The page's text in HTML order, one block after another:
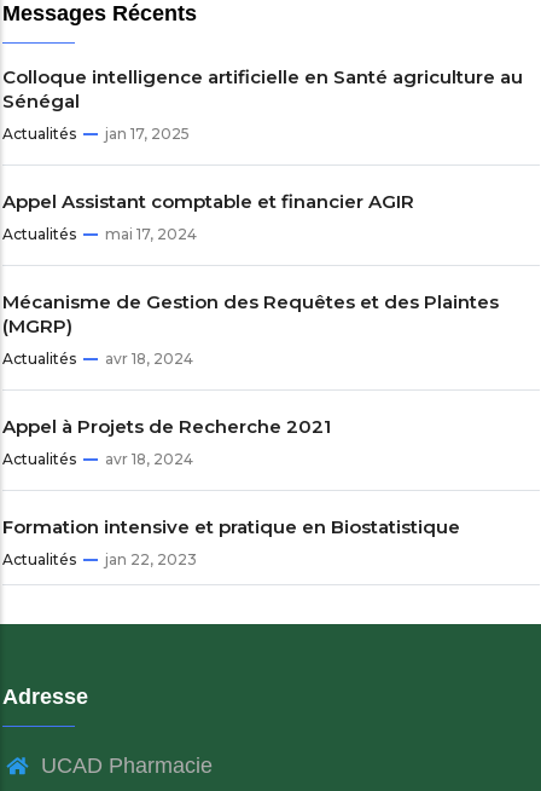
Messages Récents
Colloque intelligence artificielle en Santé agriculture au
Sénégal
Actualités jan 17, 2025
Appel Assistant comptable et financier AGIR
Actualités mai 17, 2024
Mécanisme de Gestion des Requêtes et des Plaintes
(MGRP)
Actualités avr 18, 2024
Appel à Projets de Recherche 2021
Actualités avr 18, 2024
Formation intensive et pratique en Biostatistique
Actualités jan 22, 2023
Adresse
UCAD Pharmacie